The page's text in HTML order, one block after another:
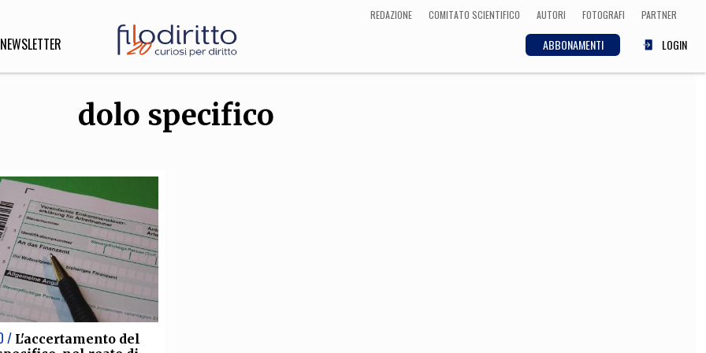
REDAZIONE COMITATO SCIENTIFICO AUTORI FOTOGRAFI PARTNER
ABBONAMENTI LOGIN
NEWSLETTER
DIRITTO
INNOVAZIONE
Scienze informatiche,
Architettura, Ingegneria
dolo specifico
/ L'accertamento del